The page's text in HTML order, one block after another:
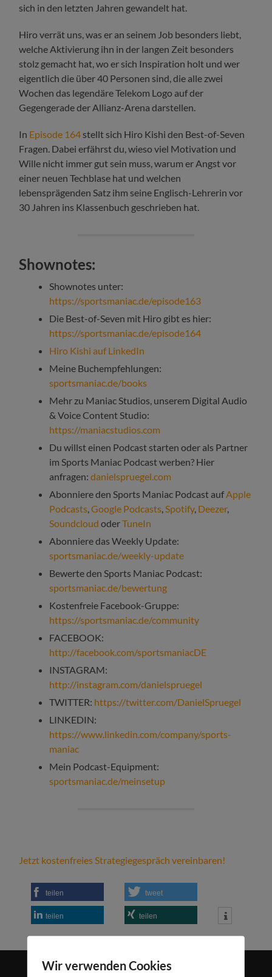
sich in den letzten Jahren gewandelt hat.
Hiro verrät uns, was er an seinem Job besonders liebt,
welche Aktivierung ihn in der langen Zeit besonders
stolz gemacht hat, wo er sich Inspiration holt und wer
eigentlich die über 40 Personen sind, die alle zwei
Wochen das legendäre Telekom Logo auf der
Gegengerade der Allianz-Arena darstellen.
In Episode 164 stellt sich Hiro Kishi den Best-of-Seven
Fragen. Dabei erfährst du, wieso viel Motivation und
Wille nicht immer gut sein muss, warum er Angst vor
einer neuen Techblase hat und welchen
lebensprägenden Satz ihm seine Englisch-Lehrerin vor
30 Jahren ins Klassenbuch geschrieben hat.
Shownotes:
Shownotes unter:
https://sportsmaniac.de/episode163
Die Best-of-Seven mit Hiro gibt es hier:
https://sportsmaniac.de/episode164
Hiro Kishi auf LinkedIn
Meine Buchempfehlungen:
sportsmaniac.de/books
Mehr zu Maniac Studios, unserem Digital Audio
& Voice Content Studio:
https://maniacstudios.com
Du willst einen Podcast starten oder als Partner
im Sports Maniac Podcast werben? Hier
anfragen:danielspruegel.com
Abonniere den Sports Maniac Podcast aufApple
Podcasts,Google Podcasts,Spotify, Deezer,
Soundcloud oderTuneIn
Abonniere das Weekly Update:
sportsmaniac.de/weekly-update
Bewerte den Sports Maniac Podcast:
sportsmaniac.de/bewertung
Kostenfreie Facebook-Gruppe:
https://sportsmaniac.de/community
FACEBOOK:
http://facebook.com/sportsmaniacDE
INSTAGRAM:
http://instagram.com/danielspruegel
TWITTER: https://twitter.com/DanielSpruegel
LINKEDIN:
https://www.linkedin.com/company/sports-
maniac
Mein Podcast-Equipment:
sportsmaniac.de/meinsetup
Jetzt kostenfreies Strategiegespräch vereinbaren!
teilen tweet
teilen teilen
Wir verwenden Cookies